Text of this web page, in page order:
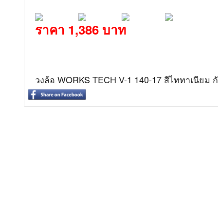
ราคา 1,386 บาท
วงล้อ WORKS TECH V-1 140-17 สีไททาเนียม